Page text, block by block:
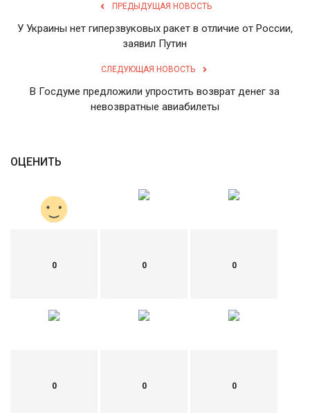
ПРЕДЫДУЩАЯ НОВОСТЬ
У Украины нет гиперзвуковых ракет в отличие от России,
заявил Путин
СЛЕДУЮЩАЯ НОВОСТЬ
В Госдуме предложили упростить возврат денег за
невозвратные авиабилеты
ОЦЕНИТЬ
0 0 0
0 0 0